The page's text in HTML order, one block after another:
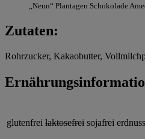
„Neun“ Plantagen Schokolade
Zutaten:
Rohrzucker, Kakaobutter,
glutenfrei laktosefrei sojafrei